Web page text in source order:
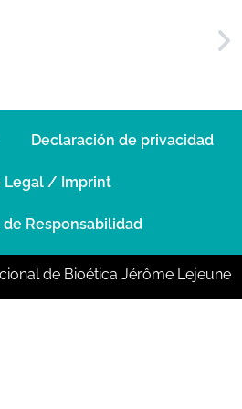
Declaración de privacidad
Legal / Imprint
de Responsabilidad
de Bioética Jérôme Lejeune